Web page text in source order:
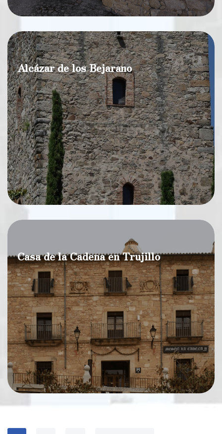
Alcázar de los Bejarano
Casa de la Cadena en Trujillo